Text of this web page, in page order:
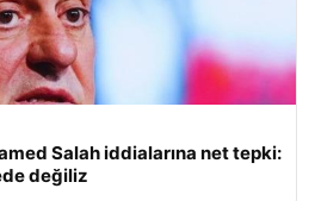
Salah iddialarına net tepki:
değiliz